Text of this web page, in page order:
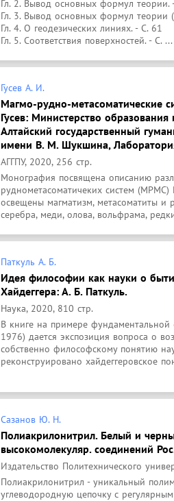
Гл. 2. Вывод основных формул теории.
Гл. 3. Вывод основных формул теории
Гл. 4. О геодезических линиях. - С. 61
Гл. 5. Соответствия поверхностей. - С. ...
Гусев А. И.
Магмо-рудно-метасоматические
Гусев: Министерство
Алтайский государственный
имени В. М. Шукшина,
АГГПУ, 2020, 256 стр.
Монография посвящена описанию
руднометасоматичеких систем
освещены магматизм, метасоматиты и
серебра, меди, олова, вольфрама,
Паткуль А. Б.
Идея философии как науки о
Хайдеггера: А. Б. Паткуль.
Наука, 2020, 810 стр.
В книге на примере
1976) дается экспозиция вопроса о
собственно философскому понятию
реконструировано хайдеггеровское
Сазанов Ю. Н.
Полиакрилонитрил. Белый и
высокомолекуляр. соединений
Издательство Политехнического
Полиакрилонитрил - уникальный
углеводородную цепочку с